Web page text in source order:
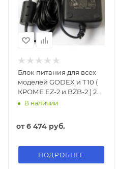
Блок питания для всех
моделей GODEX и Т10 (
КРОМЕ EZ-2 и BZB-2 ) 24v
2,5AВ наличии
от6 474 руб.
ПОДРОБНЕЕ